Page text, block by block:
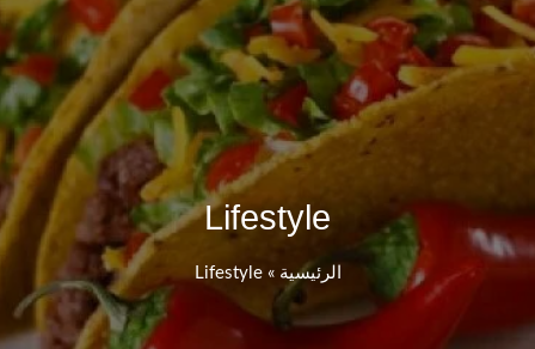
Lifestyle
الرئيسية »
Lifestyle